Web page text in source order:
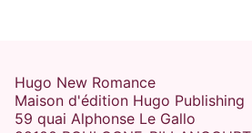
Hugo New Romance
Maison d'édition Hugo Publishing
59 quai Alphonse Le Gallo